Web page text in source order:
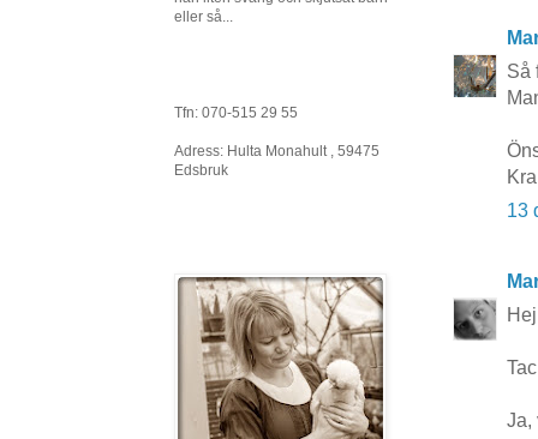
Så
13
Ja,
eller så...
Tfn: 070-515 29 55
Adress: Hulta Monahult , 59475
Edsbruk